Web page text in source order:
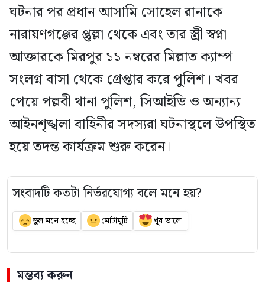
ঘটনার পর প্রধান আসামি সোহেল রানাকে
নারায়ণগঞ্জের প্তুল্লা থেকে এবং তার স্ত্রী স্বপ্না
আক্তারকে মিরপুর ১১ নম্বরের মিল্লাত ক্যাম্প
সংলগ্ন বাসা থেকে গ্রেপ্তার করে পুলিশ। খবর
পেয়ে পল্লবী থানা পুলিশ, সিআইডি ও অন্যান্য
আইনশৃঙ্খলা বাহিনীর সদস্যরা ঘটনাস্থলে উপস্থিত
হয়ে তদন্ত কার্যক্রম শুরু করেন।
সংবাদটি কতটা নির্ভরযোগ্য বলে মনে হয়?
ভুল মনে হচ্ছে মোটামুটি খুব ভালো
মন্তব্য করুন